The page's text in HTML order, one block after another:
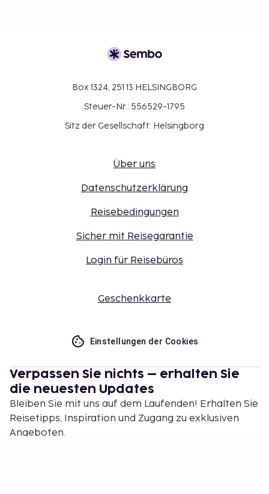
Box 1324, 251 13 HELSINGBORG
Steuer-Nr.: 556529-1795
Sitz der Gesellschaft: Helsingborg
Über uns
Datenschutzerklärung
Reisebedingungen
Sicher mit Reisegarantie
Login für Reisebüros
Geschenkkarte
Einstellungen der Cookies
Verpassen Sie nichts – erhalten Sie
die neuesten Updates
Bleiben Sie mit uns auf dem Laufenden! Erhalten Sie
Reisetipps, Inspiration und Zugang zu exklusiven
Angeboten.